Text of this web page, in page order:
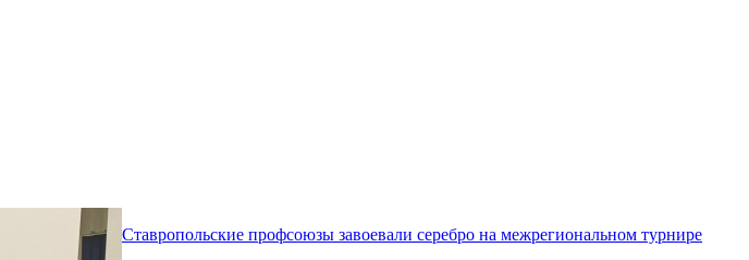
Ставропольские профсоюзы завоевали серебро на межрегиональном турнире